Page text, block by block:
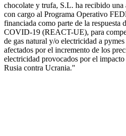
chocolate y trufa, S.L. ha recibido
con cargo al Programa Operativo
financiada como parte de la respuesta
COVID-19 (REACT-UE), para
de gas natural y/o electricidad a
afectados por el incremento de los
electricidad provocados por el
Rusia contra Ucrania."